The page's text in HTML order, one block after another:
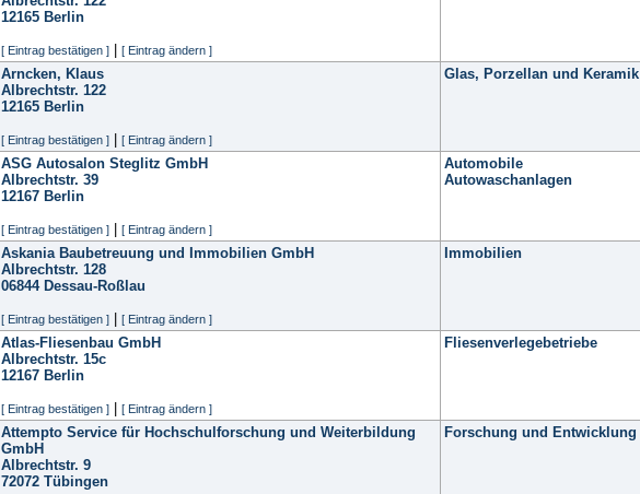
12165 Berlin
[ Eintrag bestätigen ] [ Eintrag ändern ]
Arncken, Klaus
Albrechtstr. 122
12165 Berlin
[ Eintrag bestätigen ] [ Eintrag ändern ]
Glas, Porzellan und Keramik
ASG Autosalon Steglitz GmbH
Albrechtstr. 39
12167 Berlin
[ Eintrag bestätigen ] [ Eintrag ändern ]
Automobile
Autowaschanlagen
Askania Baubetreuung und Immobilien GmbH
Albrechtstr. 128
06844 Dessau-Roßlau
[ Eintrag bestätigen ] [ Eintrag ändern ]
Immobilien
Atlas-Fliesenbau GmbH
Albrechtstr. 15c
12167 Berlin
[ Eintrag bestätigen ] [ Eintrag ändern ]
Fliesenverlegebetriebe
Attempto Service für Hochschulforschung und Weiterbildung
GmbH
Albrechtstr. 9
72072 Tübingen
Forschung und Entwicklung